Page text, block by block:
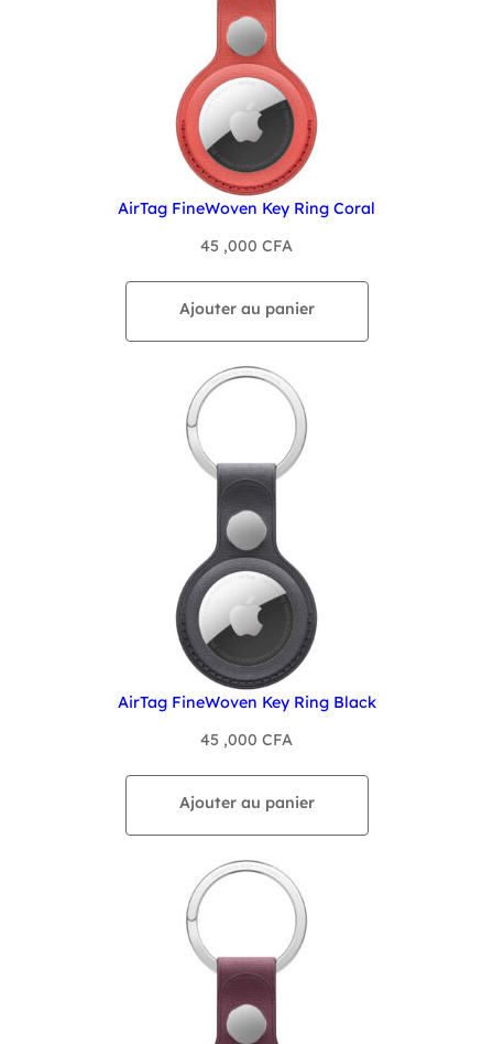
AirTag FineWoven Key Ring Coral
45 ,000 CFA
Ajouter au panier
AirTag FineWoven Key Ring Black
45 ,000 CFA
Ajouter au panier